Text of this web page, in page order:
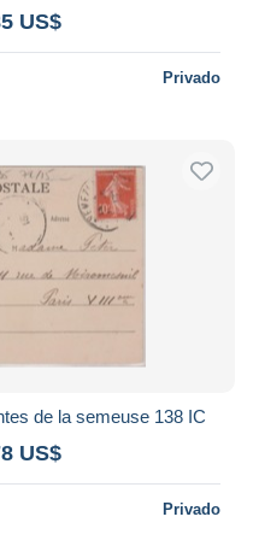
US$
Privado
de la semeuse 138 IC
US$
Privado